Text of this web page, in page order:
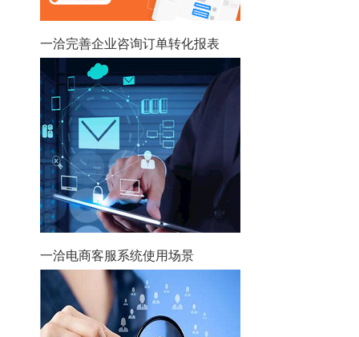
一洽完善企业咨询订单转化报表
一洽电商客服系统使用场景